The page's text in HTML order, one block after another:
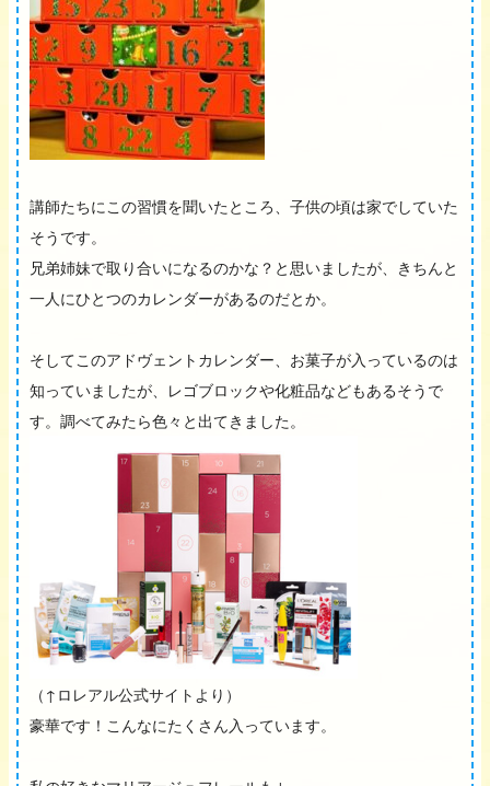
講師たちにこの習慣を聞いたところ、子供の頃は家でしていた
そうです。
兄弟姉妹で取り合いになるのかな？と思いましたが、きちんと
一人にひとつのカレンダーがあるのだとか。
そしてこのアドヴェントカレンダー、お菓子が入っているのは
知っていましたが、レゴブロックや化粧品などもあるそうで
す。調べてみたら色々と出てきました。
（↑ロレアル公式サイトより）
豪華です！こんなにたくさん入っています。